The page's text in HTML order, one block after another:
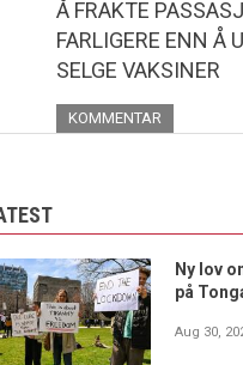
Å FRAKTE
FARLIGERE ENN Å
SELGE VAKSINER
KOMMENTAR
Ny lov
på
Aug 30,